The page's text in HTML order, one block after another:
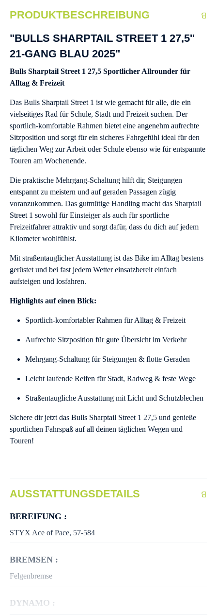
PRODUKTBESCHREIBUNG
"BULLS SHARPTAIL STREET 1 27,5''
21-GANG BLAU 2025"
Bulls Sharptail Street 1 27,5 Sportlicher Allrounder für
Alltag & Freizeit
Das Bulls Sharptail Street 1 ist wie gemacht für alle, die ein
vielseitiges Rad für Schule, Stadt und Freizeit suchen. Der
sportlich-komfortable Rahmen bietet eine angenehm aufrechte
Sitzposition und sorgt für ein sicheres Fahrgefühl ideal für den
täglichen Weg zur Arbeit oder Schule ebenso wie für entspannte
Touren am Wochenende.
Die praktische Mehrgang-Schaltung hilft dir, Steigungen
entspannt zu meistern und auf geraden Passagen zügig
voranzukommen. Das gutmütige Handling macht das Sharptail
Street 1 sowohl für Einsteiger als auch für sportliche
Freizeitfahrer attraktiv und sorgt dafür, dass du dich auf jedem
Kilometer wohlfühlst.
Mit straßentauglicher Ausstattung ist das Bike im Alltag bestens
gerüstet und bei fast jedem Wetter einsatzbereit einfach
aufsteigen und losfahren.
Highlights auf einen Blick:
Sportlich-komfortabler Rahmen für Alltag & Freizeit
Aufrechte Sitzposition für gute Übersicht im Verkehr
Mehrgang-Schaltung für Steigungen & flotte Geraden
Leicht laufende Reifen für Stadt, Radweg & feste Wege
Straßentaugliche Ausstattung mit Licht und Schutzblechen
Sichere dir jetzt das Bulls Sharptail Street 1 27,5 und genieße
sportlichen Fahrspaß auf all deinen täglichen Wegen und
Touren!
AUSSTATTUNGSDETAILS
BEREIFUNG :
STYX Ace of Pace, 57-584
BREMSEN :
Felgenbremse
DYNAMO :